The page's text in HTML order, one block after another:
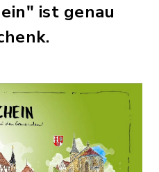
ist genau